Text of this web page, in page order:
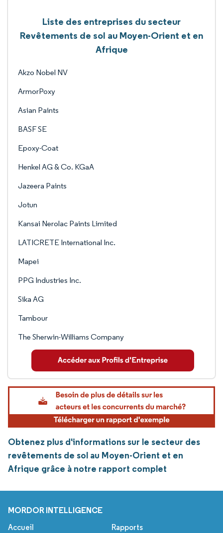
Liste des entreprises du secteur
Revêtements de sol au Moyen-Orient et en
Afrique
Akzo Nobel NV
ArmorPoxy
Asian Paints
BASF SE
Epoxy-Coat
Henkel AG & Co. KGaA
Jazeera Paints
Jotun
Kansai Nerolac Paints Limited
LATICRETE International Inc.
Mapei
PPG Industries Inc.
Sika AG
Tambour
The Sherwin-Williams Company
Obtenez plus d'informations sur le secteur des
revêtements de sol au Moyen-Orient et en
Afrique grâce à notre rapport complet
MORDOR INTELLIGENCE
Accueil Rapports